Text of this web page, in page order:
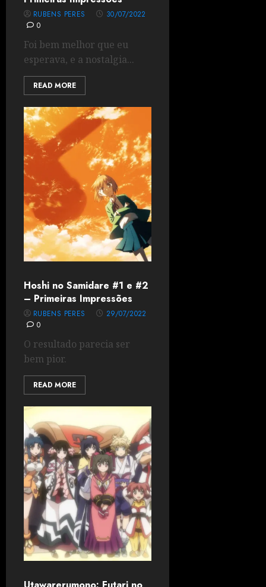
RUBENS PERES
30/07/2022
0
Foi bem melhor que eu
esperava, e a nostalgia...
READ MORE
Hoshi no Samidare #1 e #2
– Primeiras Impressões
RUBENS PERES
29/07/2022
0
O resultado parecia ser
bem pior.
READ MORE